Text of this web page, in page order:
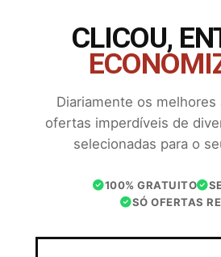
CLICOU,
Diariamente os melhores
ofertas imperdíveis de
selecionadas para o
100% GRATUITO
SÓ OFERTAS